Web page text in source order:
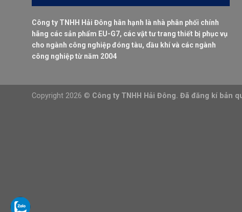
Công ty TNHH Hải Đông hân hạnh là nhà phân phối chính
hãng các sản phẩm EU-G7, các vật tư trang thiết bị phục vụ
cho ngành công nghiệp đóng tàu, dầu khí và các ngành
công nghiệp từ năm 2004
Copyright 2026 © Công ty TNHH Hải Đông. Đã đăng kí bản